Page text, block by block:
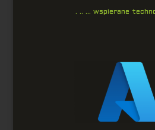
. .. … wspierane